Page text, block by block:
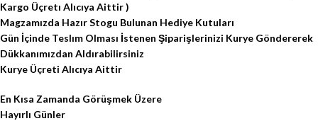
Kargo Üçretı Alıcıya Aittir )
Magzamızda Hazır Stogu Bulunan Hediye Kutuları
Gün İçinde Teslım Olması İstenen Şiparişlerinizi Kurye Göndererek
Dükkanımızdan Aldırabilirsiniz
Kurye Üçreti Alıcıya Aittir
En Kısa Zamanda Görüşmek Üzere
Hayırlı Günler